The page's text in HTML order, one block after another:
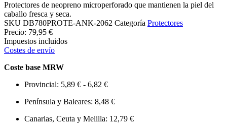
Protectores de neopreno microperforado que mantienen la piel del
caballo fresca y seca.
SKU DB780PROTE-ANK-2062 Categoría Protectores
Precio: 79,95 €
Impuestos incluidos
Costes de envío
Coste base MRW
Provincial: 5,89 € - 6,82 €
Península y Baleares: 8,48 €
Canarias, Ceuta y Melilla: 12,79 €